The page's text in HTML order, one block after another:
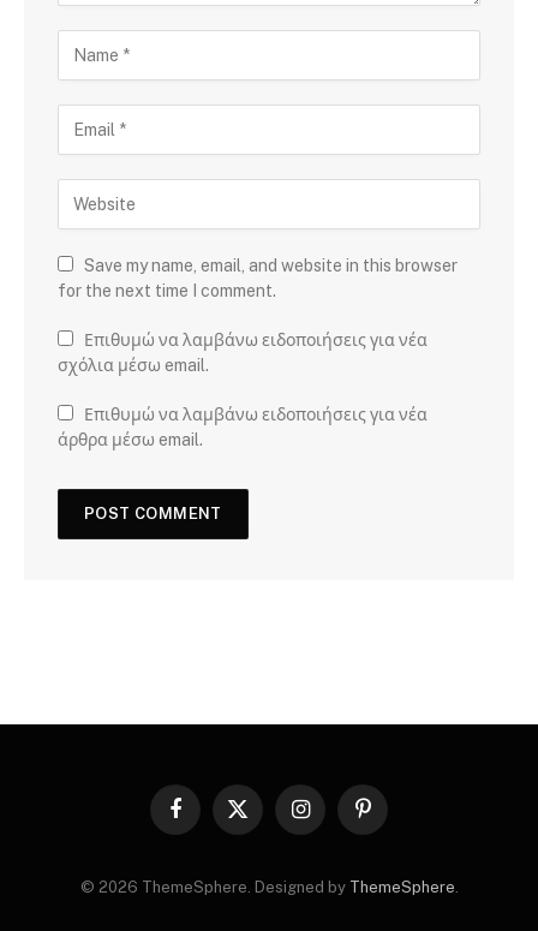
Save my name, email, and website in this browser
for the next time I comment.
Επιθυμώ να λαμβάνω ειδοποιήσεις για νέα
σχόλια μέσω email.
Επιθυμώ να λαμβάνω ειδοποιήσεις για νέα
άρθρα μέσω email.
Facebook
X
InstagramPinterest
© 2026 ThemeSphere. Designed by ThemeSphere